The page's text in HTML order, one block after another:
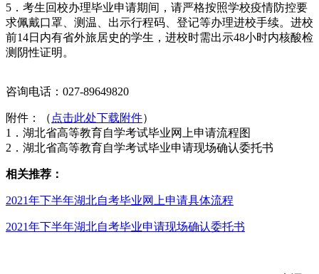
5．考生回校办理毕业申请期间，请严格按照学校疫情防控要
求佩戴口罩、测温、出示行程码、登记等办理进校手续。进校
前14日内有省外旅居史的学生，进校时需出示48小时内核酸检
测阴性证明。
咨询电话：027-89649820
附件：（ 点击此处下载附件）
1．湖北省高等教育自学考试毕业网上申请流程图
2．湖北省高等教育自学考试毕业申请现场确认委托书
相关推荐：
2021年下半年湖北自考毕业网上申请具体流程
2021年下半年湖北自考毕业申请现场确认委托书